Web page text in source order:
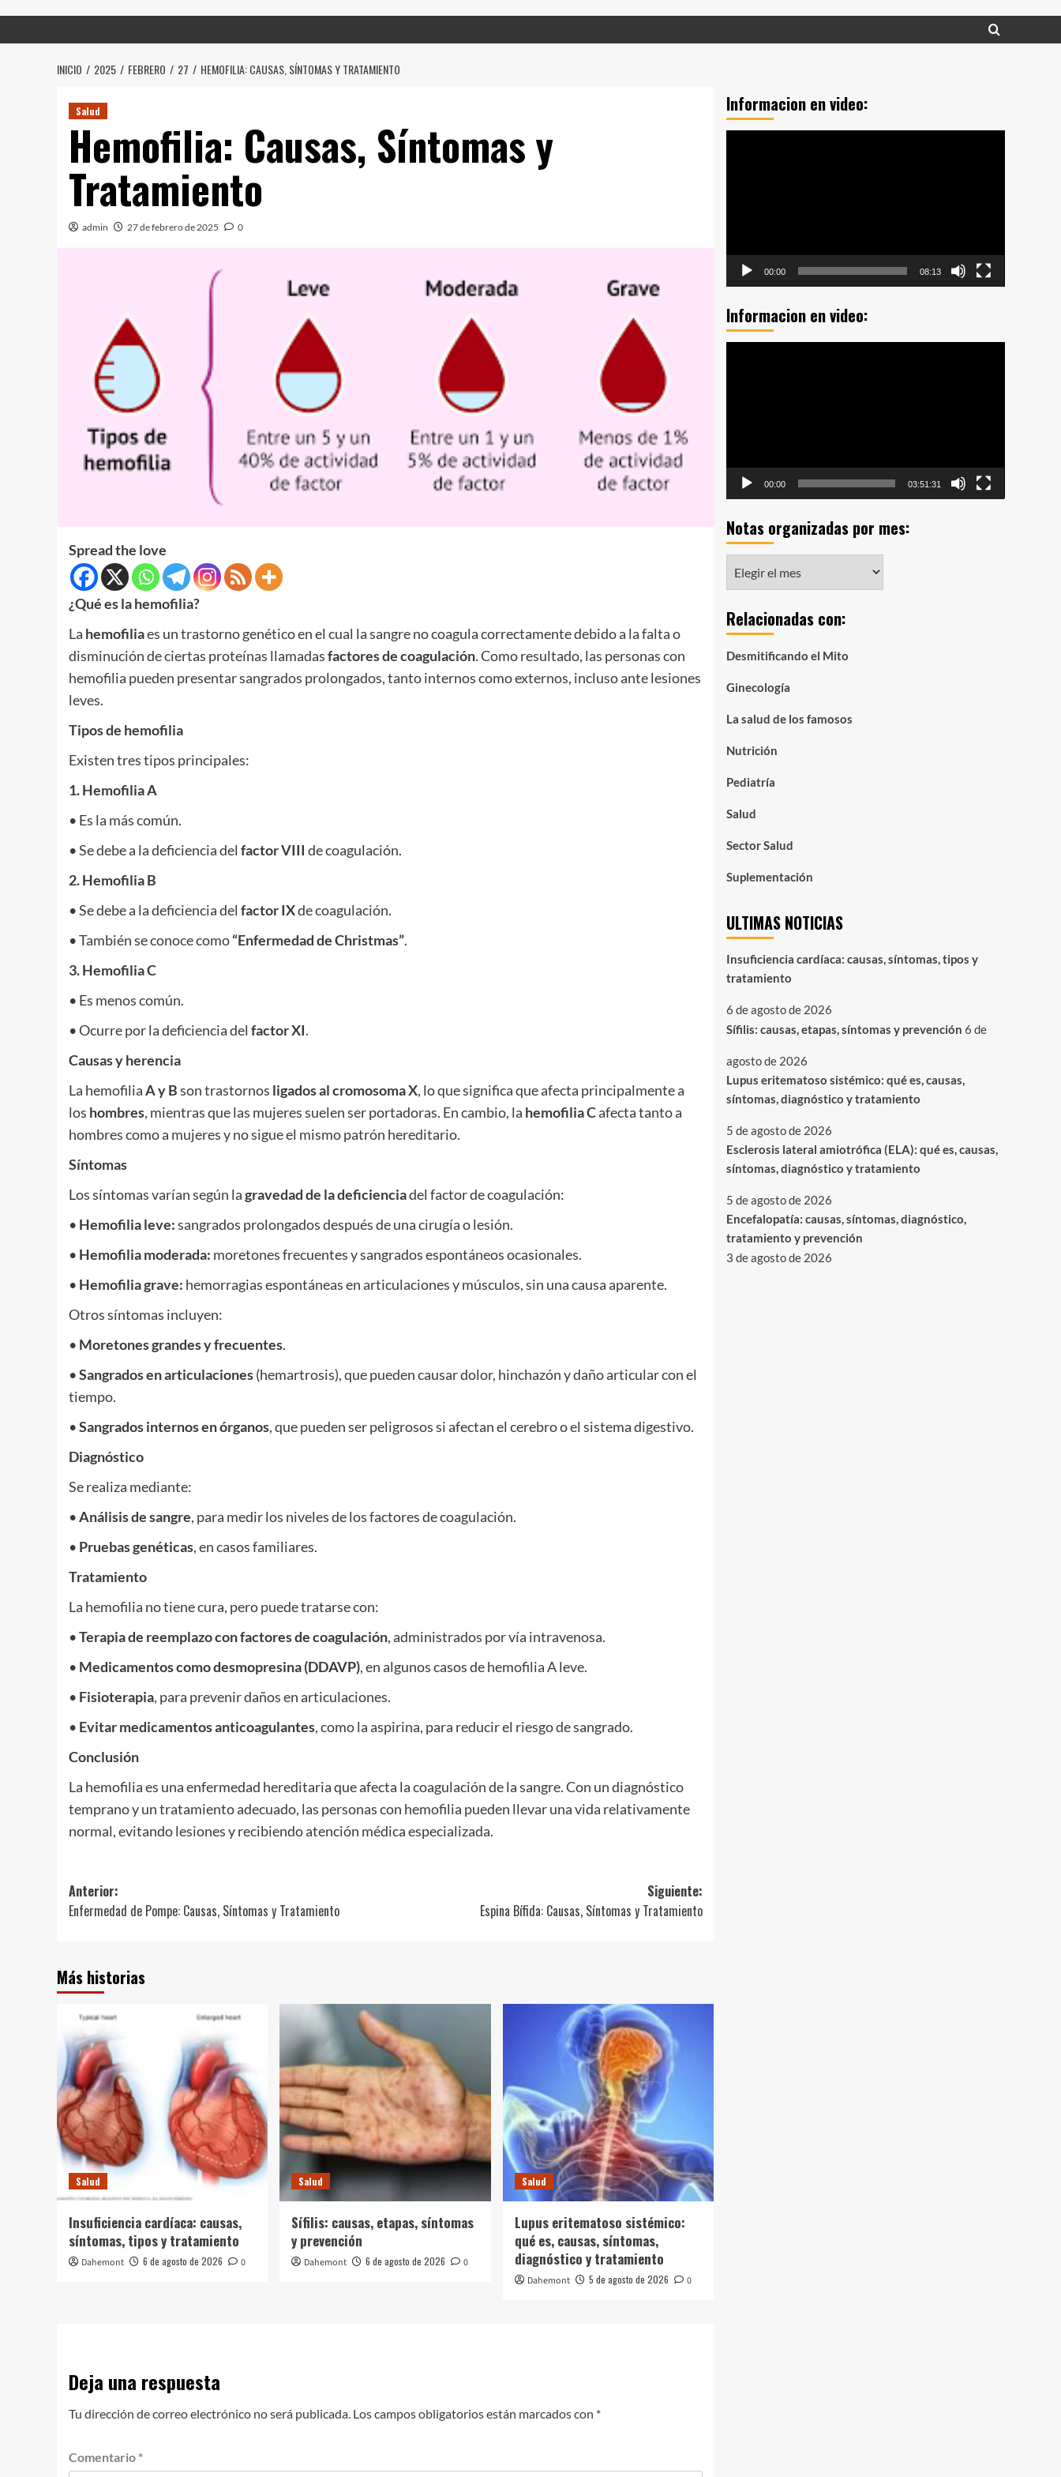
INICIO 2025 FEBRERO 27 HEMOFILIA: CAUSAS, SÍNTOMAS Y TRATAMIENTO
Salud
Hemofilia: Causas, Síntomas y
Tratamiento
admin 27 de febrero de 2025 0
Spread the love
¿Qué es la hemofilia?
La hemofiliaes un trastorno genético en el cual la sangre no coagula correctamente debido a la falta o
disminución de ciertas proteínas llamadasfactores de coagulación. Como resultado, las personas con
hemofilia pueden presentar sangrados prolongados, tanto internos como externos, incluso ante lesiones
leves.
Tipos de hemofilia
Existen tres tipos principales:
1. Hemofilia A
• Es la más común.
• Se debe a la deficiencia del factor VIII de coagulación.
2. Hemofilia B
• Se debe a la deficiencia del factor IXde coagulación.
• También se conoce como“Enfermedad de Christmas”.
3. Hemofilia C
• Es menos común.
• Ocurre por la deficiencia del factor XI.
Causas y herencia
La hemofiliaA y Bson trastornos ligados al cromosoma X, lo que significa que afecta principalmente a
los hombres, mientras que las mujeres suelen ser portadoras. En cambio, la hemofilia Cafecta tanto a
hombres como a mujeres y no sigue el mismo patrón hereditario.
Síntomas
Los síntomas varían según lagravedad de la deficienciadel factor de coagulación:
• Hemofilia leve:sangrados prolongados después de una cirugía o lesión.
• Hemofilia moderada: moretones frecuentes y sangrados espontáneos ocasionales.
• Hemofilia grave: hemorragias espontáneas en articulaciones y músculos, sin una causa aparente.
Otros síntomas incluyen:
• Moretones grandes y frecuentes.
•Sangrados en articulaciones(hemartrosis), que pueden causar dolor, hinchazón y daño articular con el
tiempo.
•Sangrados internos en órganos, que pueden ser peligrosos si afectan el cerebro o el sistema digestivo.
Diagnóstico
Se realiza mediante:
•Análisis de sangre, para medir los niveles de los factores de coagulación.
• Pruebas genéticas, en casos familiares.
Tratamiento
La hemofilia no tiene cura, pero puede tratarse con:
•Terapia de reemplazo con factores de coagulación, administrados por vía intravenosa.
• Medicamentos como desmopresina (DDAVP), en algunos casos de hemofilia A leve.
• Fisioterapia, para prevenir daños en articulaciones.
• Evitar medicamentos anticoagulantes, como la aspirina, para reducir el riesgo de sangrado.
Conclusión
La hemofilia es una enfermedad hereditaria que afecta la coagulación de la sangre. Con un diagnóstico
temprano y un tratamiento adecuado, las personas con hemofilia pueden llevar una vida relativamente
normal, evitando lesiones y recibiendo atención médica especializada.
Navegación
de
Anterior:
Enfermedad de Pompe: Causas, Síntomas y Tratamiento
Siguiente:
Espina Bífida: Causas, Síntomas y Tratamiento
Más historias
Salud
Insuficiencia cardíaca: causas,
síntomas, tipos y tratamiento
Dahemont 6 de agosto de 2026 0
Salud
Sífilis: causas, etapas, síntomas
y prevención
Dahemont 6 de agosto de 2026 0
Salud
Lupus eritematoso sistémico:
qué es, causas, síntomas,
diagnóstico y tratamiento
Dahemont 5 de agosto de 2026 0
Deja una respuesta
Tu dirección de correo electrónico no será publicada. Los campos obligatorios están marcados con *
Comentario *
Informacion en video:
00:00 08:13
Informacion en video:
00:00 03:51:31
Notas organizadas por mes:
organizadas
mes:
Relacionadas con:
Desmitificando el Mito
Ginecología
La salud de los famosos
Nutrición
Pediatría
Salud
Sector Salud
Suplementación
ULTIMAS NOTICIAS
Insuficiencia cardíaca: causas, síntomas, tipos y
tratamiento
6 de agosto de 2026
Sífilis: causas, etapas, síntomas y prevención 6 de
agosto de 2026
Lupus eritematoso sistémico: qué es, causas,
síntomas, diagnóstico y tratamiento
5 de agosto de 2026
Esclerosis lateral amiotrófica (ELA): qué es, causas,
síntomas, diagnóstico y tratamiento
5 de agosto de 2026
Encefalopatía: causas, síntomas, diagnóstico,
tratamiento y prevención
3 de agosto de 2026